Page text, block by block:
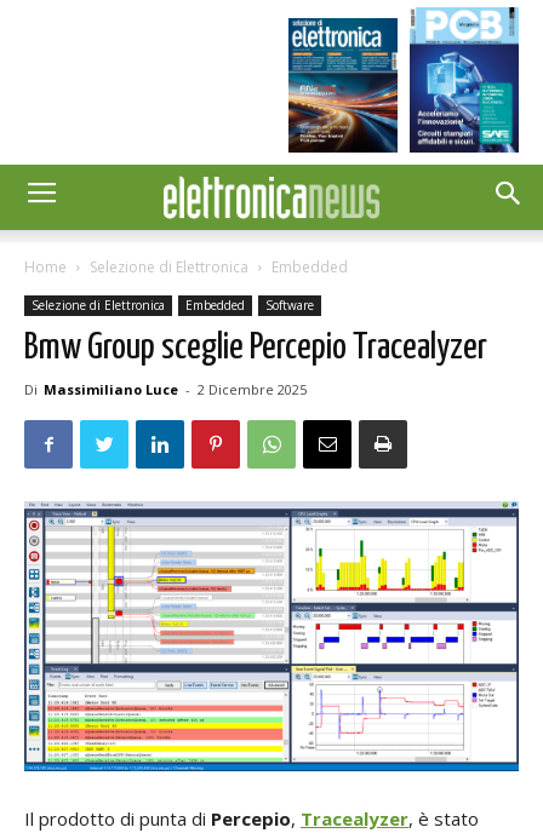
Home Selezione di Elettronica Embedded
Selezione di Elettronica Embedded Software
Bmw Group sceglie Percepio Tracealyzer
Di Massimiliano Luce - 2 Dicembre 2025
Il prodotto di punta di Percepio, Tracealyzer, è stato